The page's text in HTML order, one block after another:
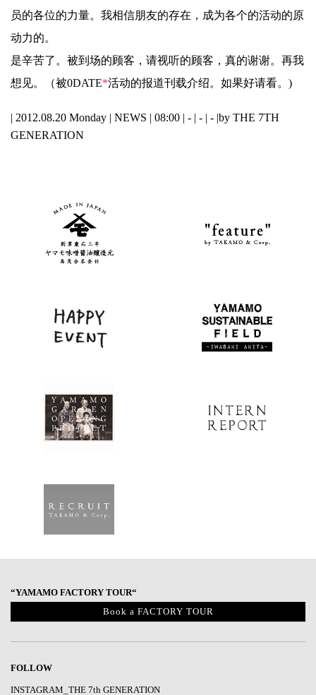
员的各位的力量。我相信朋友的存在，成为各个的活动的原
动力的。
是辛苦了。被到场的顾客，请视听的顾客，真的谢谢。再我
想见。（被0DATE*活动的报道刊载介绍。如果好请看。)
| 2012.08.20 Monday | NEWS | 08:00 | - | - | - | by THE 7TH
GENERATION
“YAMAMO FACTORY TOUR“
Book a FACTORY TOUR
FOLLOW
INSTAGRAM_THE 7th GENERATION